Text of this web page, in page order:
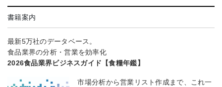
書籍案内
最新5万社のデータベース。
食品業界の分析・営業を効率化
2026食品業界ビジネスガイド【食糧年鑑】
市場分析から営業リスト作成まで、これ一